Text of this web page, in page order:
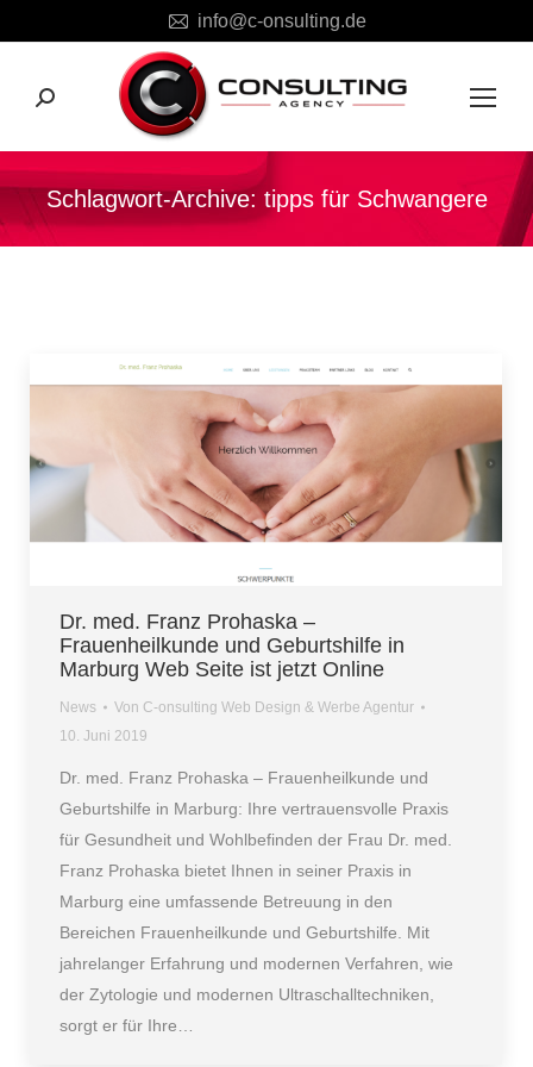
info@c-onsulting.de
Search:
Schlagwort-Archive: tipps für Schwangere
Dr. med. Franz Prohaska –
Frauenheilkunde und Geburtshilfe in
Marburg Web Seite ist jetzt Online
News Von C-onsulting Web Design & Werbe Agentur
10. Juni 2019
Dr. med. Franz Prohaska – Frauenheilkunde und
Geburtshilfe in Marburg: Ihre vertrauensvolle Praxis
für Gesundheit und Wohlbefinden der Frau Dr. med.
Franz Prohaska bietet Ihnen in seiner Praxis in
Marburg eine umfassende Betreuung in den
Bereichen Frauenheilkunde und Geburtshilfe. Mit
jahrelanger Erfahrung und modernen Verfahren, wie
der Zytologie und modernen Ultraschalltechniken,
sorgt er für Ihre…